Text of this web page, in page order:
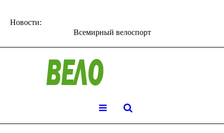
Новости:
Всемирный велоспорт